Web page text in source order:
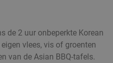
€14,95
de 2 uur onbeperkte Korean
vlees, vis of groenten
van de Asian BBQ-tafels.